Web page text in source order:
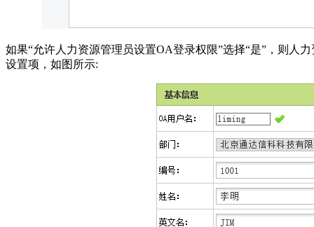
如果“允许人力资源管理员设置OA登录权限”选择“是”，则人
设置项，如图所示: